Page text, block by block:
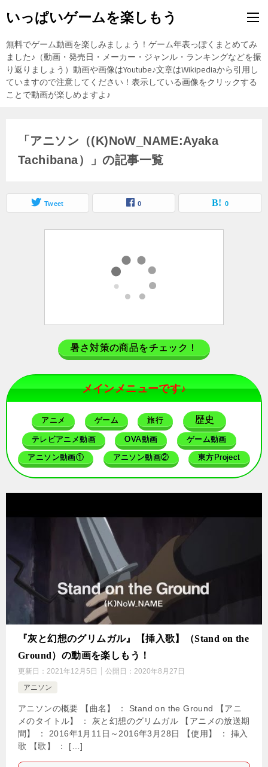
いっぱいゲームを楽しもう
無料でゲーム動画を楽しみましょう！ゲーム年表っぽくまとめてみ
ました♪（動画・発売日・メーカー・ジャンル・ランキングなどを振
り返りましょう）動画や画像はYoutube♪文章はWikipediaから引用し
ていますので注意してください！表示している画像をクリックする
ことで動画が楽しめますよ♪
「アニソン（(K)NoW_NAME:Ayaka
Tachibana）」の記事一覧
Tweet 0 0
暑さ対策の商品をチェック！
メインメニューです♪
アニメ ゲーム 旅行 歴史
テレビアニメ動画 OVA動画 ゲーム動画
アニソン動画① アニソン動画② 東方Project
『灰と幻想のグリムガル』【挿入歌】（Stand on the
Ground）の動画を楽しもう！
更新日： 2021年12月5日 公開日： 2020年8月27日
アニソン
アニソンの概要 【曲名】 ： Stand on the Ground 【アニ
メのタイトル】 ： 灰と幻想のグリムガル 【アニメの放送期
間】 ： 2016年1月11日～2016年3月28日 【使用】 ： 挿入
歌 【歌】 ： […]